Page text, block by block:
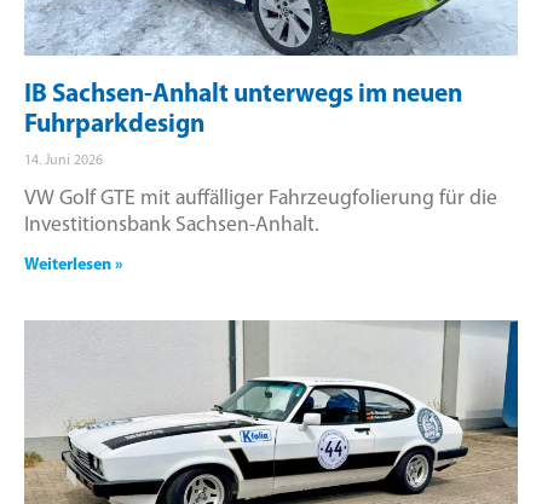
IB Sachsen-Anhalt unterwegs im neuen
Fuhrparkdesign
14. Juni 2026
VW Golf GTE mit auffälliger Fahrzeugfolierung für die
Investitionsbank Sachsen-Anhalt.
Weiterlesen »